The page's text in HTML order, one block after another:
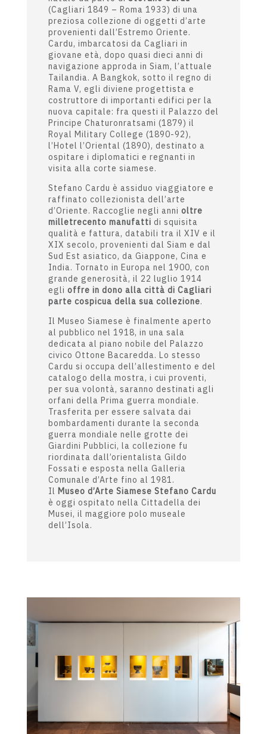
STORIA DEL MUSEO
La storia delMuseo d’Arte Siamese
inizia con la donazione alla sua città
natale da parte diStefano Cardu
(Cagliari 1849 – Roma 1933) di una
preziosa collezione di oggetti d’arte
provenienti dall’Estremo Oriente.
Cardu, imbarcatosi da Cagliari in
giovane età, dopo quasi dieci anni di
navigazione approda in Siam, l’attuale
Tailandia. A Bangkok, sotto il regno di
Rama V, egli diviene progettista e
costruttore di importanti edifici per la
nuova capitale: fra questi il Palazzo del
Principe Chaturonratsami (1879) il
Royal Military College (1890-92),
l’Hotel l’Oriental (1890), destinato a
ospitare i diplomatici e regnanti in
visita alla corte siamese.
Stefano Cardu è assiduo viaggiatore e
raffinato collezionista dell’arte
d’Oriente. Raccoglie negli anni oltre
milletrecento manufattidi squisita
qualità e fattura, databili tra il XIV e il
XIX secolo, provenienti dal Siam e dal
Sud Est asiatico, da Giappone, Cina e
India. Tornato in Europa nel 1900, con
grande generosità, il 22 luglio 1914
eglioffre in dono alla città di Cagliari
parte cospicua della sua collezione
Il Museo Siamese è finalmente aperto
al pubblico nel 1918, in una sala
dedicata al piano nobile del Palazzo
civico Ottone Bacaredda. Lo stesso
Cardu si occupa dell’allestimento e del
catalogo della mostra, i cui proventi,
per sua volontà, saranno destinati agli
orfani della Prima guerra mondiale.
Trasferita per essere salvata dai
bombardamenti durante la seconda
guerra mondiale nelle grotte dei
Giardini Pubblici, la collezione fu
riordinata dall’orientalista Gildo
dell’Isola.